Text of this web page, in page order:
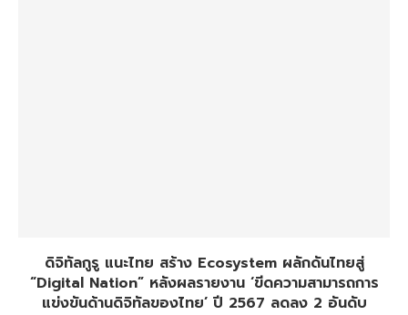
ดิจิทัลกูรู แนะไทย สร้าง Ecosystem ผลักดันไทยสู่
“Digital Nation” หลังผลรายงาน ‘ขีดความสามารถการ
แข่งขันด้านดิจิทัลของไทย’ ปี 2567 ลดลง 2 อันดับ